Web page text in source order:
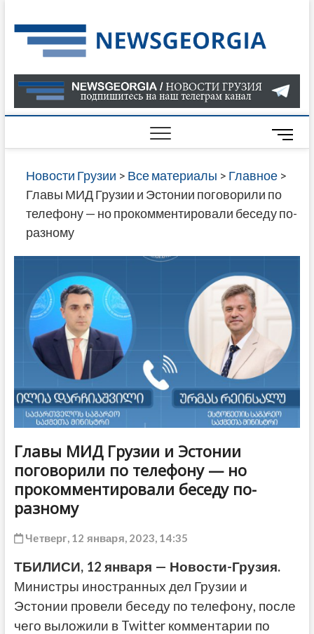
to
content
О
В
ГРУЗИИ
САЙТЕ
M
e
n
u
B
n
Новости Грузии > Все материалы > Главное>
Главы МИД Грузии и Эстонии поговорили по
телефону — но прокомментировали беседу по-
разному
Главы МИД Грузии и Эстонии
поговорили по телефону — но
прокомментировали беседу по-
разному
Четверг, 12 января, 2023, 14:35
ТБИЛИСИ, 12 января — Новости-Грузия.
Министры иностранных дел Грузии и
Эстонии провели беседу по телефону, после
чего выложили в Twitter комментарии по